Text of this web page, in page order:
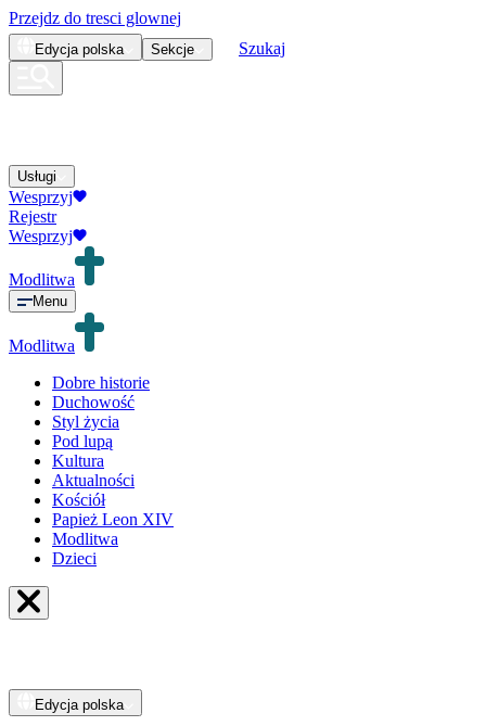
Przejdz do tresci glownej
Edycja polska Sekcje Szukaj
Usługi
Wesprzyj
Rejestr
Wesprzyj
Modlitwa
Menu
Modlitwa
Dobre historie
Duchowość
Styl życia
Pod lupą
Kultura
Aktualności
Kościół
Papież Leon XIV
Modlitwa
Dzieci
Edycja polska